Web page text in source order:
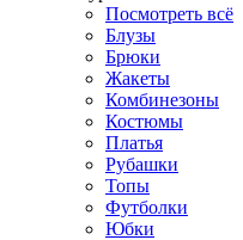
Посмотреть всё
Блузы
Брюки
Жакеты
Комбинезоны
Костюмы
Платья
Рубашки
Топы
Футболки
Юбки